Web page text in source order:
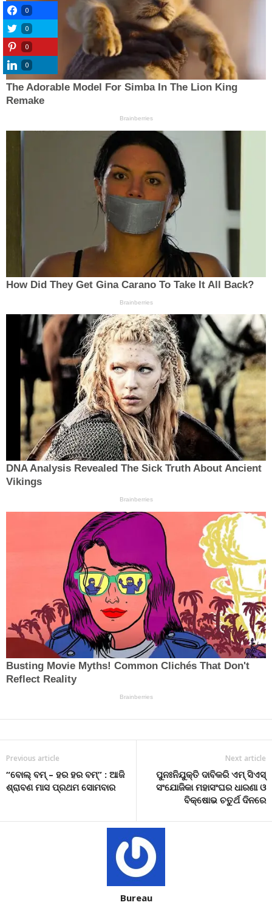
Previous article
“ବୋଲ୍ ବମ୍ – ହର ହର ବମ୍” : ଆଜି
ଶ୍ରାବଣ ମାସ ପ୍ରଥମ ସୋମବାର
Next article
ପୁନଃନିଯୁକ୍ତି ଦାବିକରି ଏମ୍ ସିଏସ୍
ସଂଯୋଜିକା ମହାସଂଘର ଧାରଣା ଓ
ବିକ୍ଷୋଭ ଚତୁର୍ଥ ଦିନରେ
Bureau
0
0
0
0